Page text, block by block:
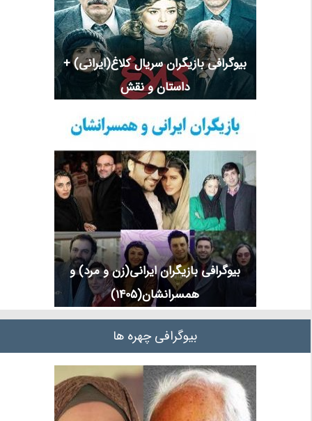
بیوگرافی بازیگران سریال کلاغ(ایرانی) +
داستان و نقش
بیوگرافی بازیگران ایرانی(زن و مرد) و
همسرانشان(1405)
بیوگرافی چهره ها